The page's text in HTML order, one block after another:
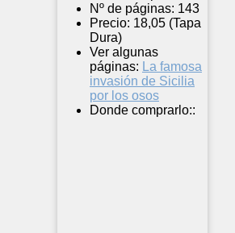
Nº de páginas: 143
Precio: 18,05 (Tapa
Dura)
Ver algunas
páginas: La famosa
invasión de Sicilia
por los osos
Donde comprarlo::